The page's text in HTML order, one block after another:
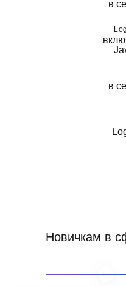
Модуль.
Новичкам в